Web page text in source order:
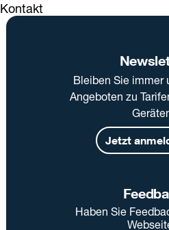
Kontakt
Bleiben Sie immer
Angeboten zu
Jetzt
Haben Sie